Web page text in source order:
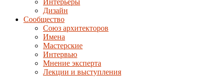
Интерьеры
Дизайн
Сообщество
Союз архитекторов
Имена
Мастерские
Интервью
Мнение эксперта
Лекции и выступления